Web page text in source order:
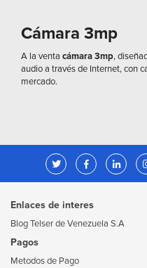
Cámara 3mp
A la venta cámara 3mp,
audio a través de Internet, con
mercado.
Enlaces de interes
Blog Telser de Venezuela S.A
Pagos
Metodos de Pago